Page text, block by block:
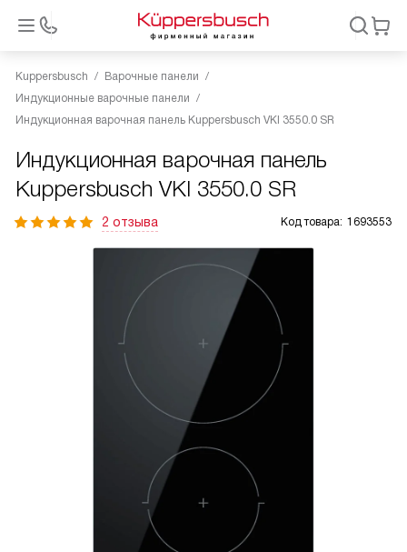
Kuppersbusch
Варочные панели
Индукционные варочные панели
Индукционная варочная панель Kuppersbusch VKI 3550.0 SR
Индукционная варочная панель
Kuppersbusch VKI 3550.0 SR
2 отзыва Код товара: 1693553